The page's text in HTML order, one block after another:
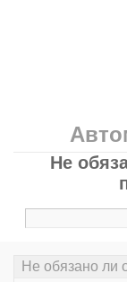
Не
Не обязано ли